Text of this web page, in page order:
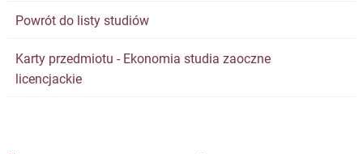
Powrót do listy studiów
Karty przedmiotu - Ekonomia studia zaoczne
licencjackie